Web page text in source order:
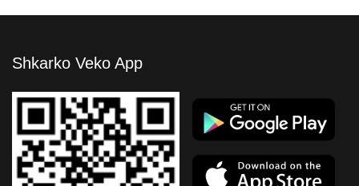
Shkarko Veko App